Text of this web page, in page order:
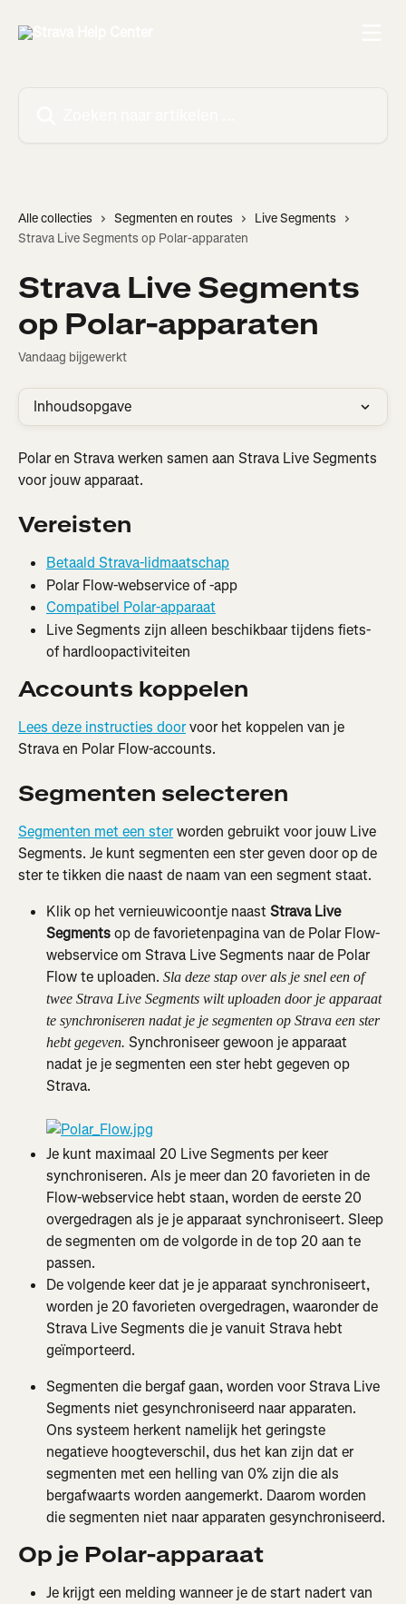
Alle collecties Segmenten en routes
Live Segments
Strava Live Segments op Polar-apparaten
Strava Live Segments
op Polar-apparaten
Vandaag bijgewerkt
Inhoudsopgave
Polar en Strava werken samen aan Strava Live Segments
voor jouw apparaat.
Vereisten
Betaald Strava-lidmaatschap
Polar Flow-webservice of -app
Compatibel Polar-apparaat
Live Segments zijn alleen beschikbaar tijdens fiets-
of hardloopactiviteiten
Accounts koppelen
Lees deze instructies door voor het koppelen van je
Strava en Polar Flow-accounts.
Segmenten selecteren
Segmenten met een ster worden gebruikt voor jouw Live
Segments. Je kunt segmenten een ster geven door op de
ster te tikken die naast de naam van een segment staat.
Klik op het vernieuwicoontje naast Strava Live
Segments op de favorietenpagina van de Polar Flow-
webservice om Strava Live Segments naar de Polar
Flow te uploaden. Sla deze stap over als je snel een of
twee Strava Live Segments wilt uploaden door je apparaat
te synchroniseren nadat je je segmenten op Strava een ster
hebt gegeven. Synchroniseer gewoon je apparaat
nadat je je segmenten een ster hebt gegeven op
Strava.
Je kunt maximaal 20 Live Segments per keer
synchroniseren. Als je meer dan 20 favorieten in de
Flow-webservice hebt staan, worden de eerste 20
overgedragen als je je apparaat synchroniseert. Sleep
de segmenten om de volgorde in de top 20 aan te
passen.
De volgende keer dat je je apparaat synchroniseert,
worden je 20 favorieten overgedragen, waaronder de
Strava Live Segments die je vanuit Strava hebt
geïmporteerd.
Segmenten die bergaf gaan, worden voor Strava Live
Segments niet gesynchroniseerd naar apparaten.
Ons systeem herkent namelijk het geringste
negatieve hoogteverschil, dus het kan zijn dat er
segmenten met een helling van 0% zijn die als
bergafwaarts worden aangemerkt. Daarom worden
die segmenten niet naar apparaten gesynchroniseerd.
Op je Polar-apparaat
Je krijgt een melding wanneer je de start nadert van